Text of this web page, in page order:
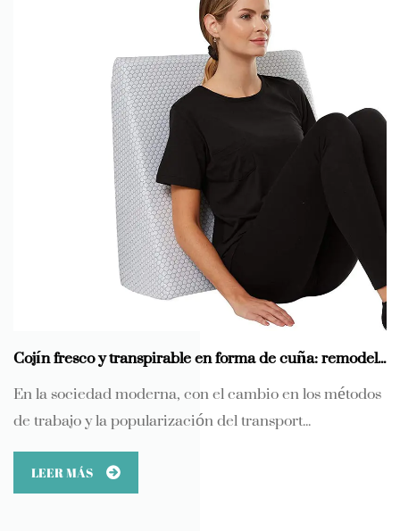
Cojín fresco y transpirable en forma de cuña: remodele la nueva experiencia de comodidad al sentarse a largo plazo
En la sociedad moderna, con el cambio en los métodos
de trabajo y la popularización del transport...
LEER MÁS